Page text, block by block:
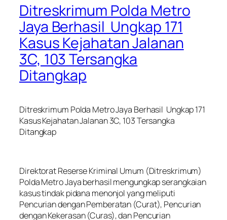
Ditreskrimum Polda Metro
Jaya Berhasil Ungkap 171
Kasus Kejahatan Jalanan
3C, 103 Tersangka
Ditangkap
Ditreskrimum Polda Metro Jaya Berhasil Ungkap 171
Kasus Kejahatan Jalanan 3C, 103 Tersangka
Ditangkap
Direktorat Reserse Kriminal Umum (Ditreskrimum)
Polda Metro Jaya berhasil mengungkap serangkaian
kasus tindak pidana menonjol yang meliputi
Pencurian dengan Pemberatan (Curat), Pencurian
dengan Kekerasan (Curas), dan Pencurian